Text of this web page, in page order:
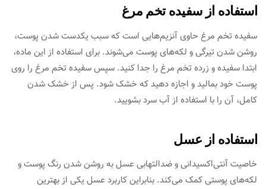
استفاده از سفیده تخم مرغ
سفیده تخم مرغ حاوی آنزیم‌‌هایی است که سبب یکدست شدن پوست،
روشن شدن تیرگی و لکه‌‌های پوست ‌‌می‌شوند. برای استفاده از این ماده،
ابتدا سفیده و زرده تخم مرغ را جدا کنید. سپس سفیده تخم مرغ را روی
پوست خود بمالید و اجازه دهید که خشک شود. پس از خشک شدن
کامل، آن را با استفاده از آب سرد بشویید.
استفاده از عسل
خاصیت آنتی‌اکسیدانی و ضد‌التهابی عسل به روشن شدن رنگ پوست و
لکه‌‌های پوستی کمک ‌‌می‌کند. بنابراین کاربرد عسل یکی از بهترین